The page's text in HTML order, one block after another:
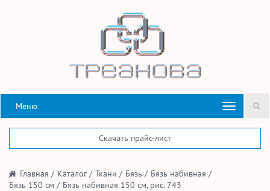
Меню
Скачать прайс-лист
/ Главная / Каталог/ Ткани / Бязь / Бязь набивная /
Бязь 150 см / Бязь набивная 150 см, рис. 743